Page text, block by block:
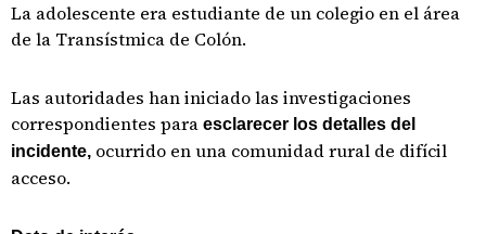
La adolescente era estudiante de un colegio en el área
de la Transístmica de Colón.
Las autoridades han iniciado las investigaciones
correspondientes para esclarecer los detalles del
incidente, ocurrido en una comunidad rural de difícil
acceso.